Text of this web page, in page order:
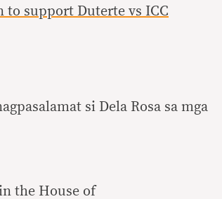
to support Duterte vs ICC
si Dela Rosa sa mga
the House of